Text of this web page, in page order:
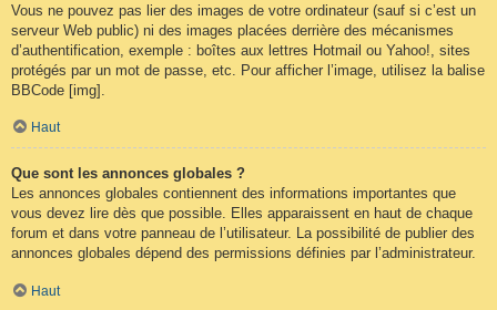
Vous ne pouvez pas lier des images de votre ordinateur (sauf si c’est un
serveur Web public) ni des images placées derrière des mécanismes
d’authentification, exemple : boîtes aux lettres Hotmail ou Yahoo!, sites
protégés par un mot de passe, etc. Pour afficher l’image, utilisez la balise
BBCode [img].
Haut
Que sont les annonces globales ?
Les annonces globales contiennent des informations importantes que
vous devez lire dès que possible. Elles apparaissent en haut de chaque
forum et dans votre panneau de l’utilisateur. La possibilité de publier des
annonces globales dépend des permissions définies par l’administrateur.
Haut